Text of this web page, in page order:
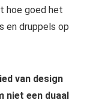
hoe goed het
en druppels op
van design
niet een duaal